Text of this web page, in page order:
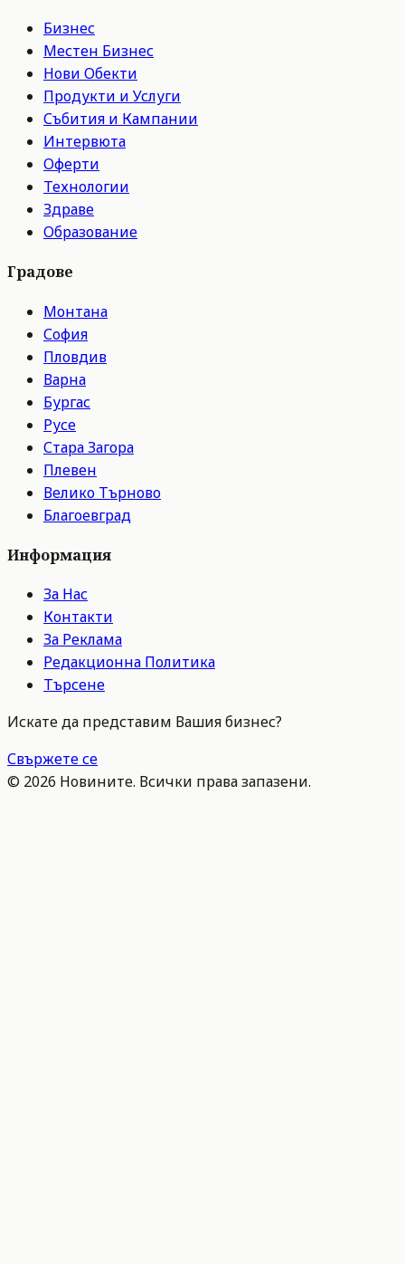
Бизнес
Местен Бизнес
Нови Обекти
Продукти и Услуги
Събития и Кампании
Интервюта
Оферти
Технологии
Здраве
Образование
Градове
Монтана
София
Пловдив
Варна
Бургас
Русе
Стара Загора
Плевен
Велико Търново
Благоевград
Информация
За Нас
Контакти
За Реклама
Редакционна Политика
Търсене
Искате да представим Вашия бизнес?
Свържете се
© 2026 Новините. Всички права запазени.